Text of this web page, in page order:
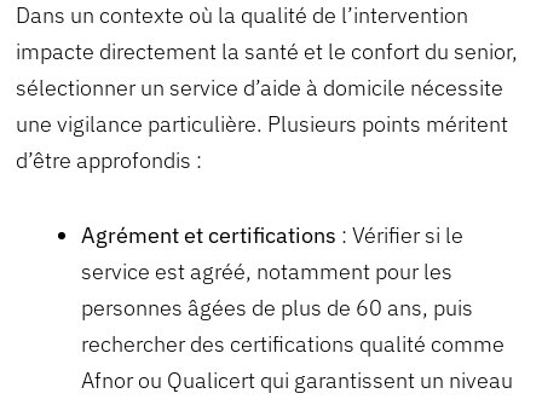
Dans un contexte où la qualité de l’intervention
impacte directement la santé et le confort du senior,
sélectionner un service d’aide à domicile nécessite
une vigilance particulière. Plusieurs points méritent
d’être approfondis :
Agrément et certifications : Vérifier si le
service est agréé, notamment pour les
personnes âgées de plus de 60 ans, puis
rechercher des certifications qualité comme
Afnor ou Qualicert qui garantissent un niveau